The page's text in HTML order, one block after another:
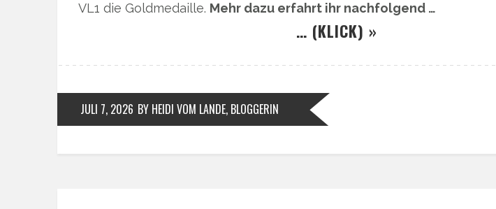
VL1 die Goldmedaille. Mehr dazu erfahrt ihr nachfolgend …
… (KLICK) »
JULI 7, 2026 BY HEIDI VOM LANDE, BLOGGERIN